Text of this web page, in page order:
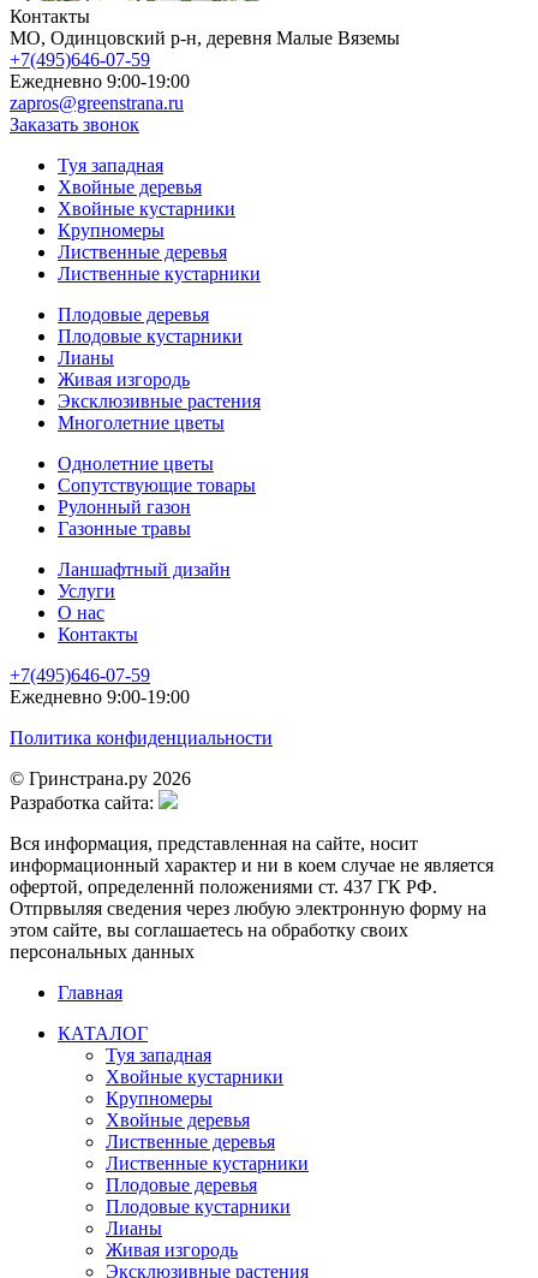
Контакты
МO, Одинцовский р-н, деревня Малые Вяземы
+7(495)646-07-59
Ежедневно 9:00-19:00
zapros@greenstrana.ru
Заказать звонок
Туя западная
Хвойные деревья
Хвойные кустарники
Крупномеры
Лиственные деревья
Лиственные кустарники
Плодовые деревья
Плодовые кустарники
Лианы
Живая изгородь
Эксклюзивные растения
Многолетние цветы
Однолетние цветы
Сопутствующие товары
Рулонный газон
Газонные травы
Ланшафтный дизайн
Услуги
О нас
Контакты
+7(495)646-07-59
Ежедневно 9:00-19:00
Политика конфиденциальности
© Гринстрана.ру 2026
Разработка сайта:
Вся информация, представленная на сайте, носит
информационный характер и ни в коем случае не является
офертой, определеннй положениями ст. 437 ГК РФ.
Отпрвыляя сведения через любую электронную форму на
этом сайте, вы соглашаетесь на обработку своих
персональных данных
Главная
КАТАЛОГ
Туя западная
Хвойные кустарники
Крупномеры
Хвойные деревья
Лиственные деревья
Лиственные кустарники
Плодовые деревья
Плодовые кустарники
Лианы
Живая изгородь
Эксклюзивные растения